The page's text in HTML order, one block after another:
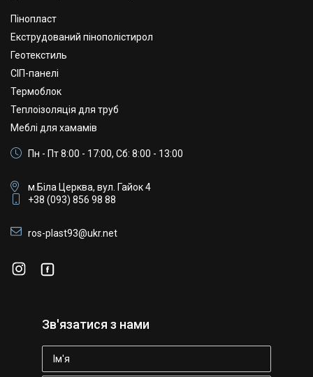
Пінопласт
Екструдований пінополістирол
Геотекстиль
СІП-панелі
Термоблок
Теплоізоляція для труб
Меблі для хамамів
Пн - Пт 8:00 - 17:00, Сб: 8:00 - 13:00
м.Біла Церква, вул. Гайок 4
+38 (093) 856 98 88
ros-plast93@ukr.net
Зв'язатися з нами